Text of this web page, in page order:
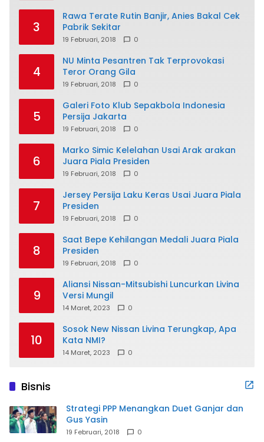
3
Rawa Terate Rutin Banjir, Anies Bakal Cek
Pabrik Sekitar
19 Februari, 2018 0
4
NU Minta Pesantren Tak Terprovokasi
Teror Orang Gila
19 Februari, 2018 0
5
Galeri Foto Klub Sepakbola Indonesia
Persija Jakarta
19 Februari, 2018 0
6
Marko Simic Kelelahan Usai Arak arakan
Juara Piala Presiden
19 Februari, 2018 0
7
Jersey Persija Laku Keras Usai Juara Piala
Presiden
19 Februari, 2018 0
8
Saat Bepe Kehilangan Medali Juara Piala
Presiden
19 Februari, 2018 0
9
Aliansi Nissan-Mitsubishi Luncurkan Livina
Versi Mungil
14 Maret, 2023 0
10
Sosok New Nissan Livina Terungkap, Apa
Kata NMI?
14 Maret, 2023 0
Bisnis
Strategi PPP Menangkan Duet Ganjar dan
Gus Yasin
19 Februari, 2018 0